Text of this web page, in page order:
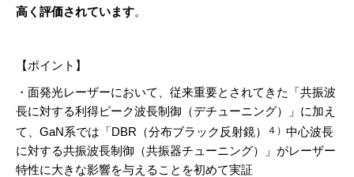
高く評価されています。
【ポイント】
・面発光レーザーにおいて、従来重要とされてきた「共振波
長に対する利得ピーク波長制御（デチューニング）」に加え
て、GaN系では「DBR（分布ブラック反射鏡）
４） 中心波長
に対する共振波長制御（共振器チューニング）」がレーザー
特性に大きな影響を与えることを初めて実証